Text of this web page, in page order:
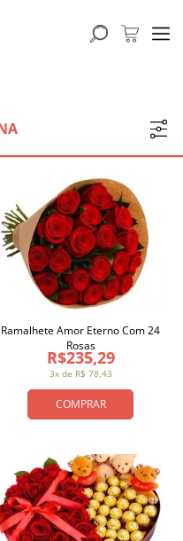
COMPRAR
3x de R$ 78,43
R$235,29
Ramalhete Amor Eterno Com 24
Rosas